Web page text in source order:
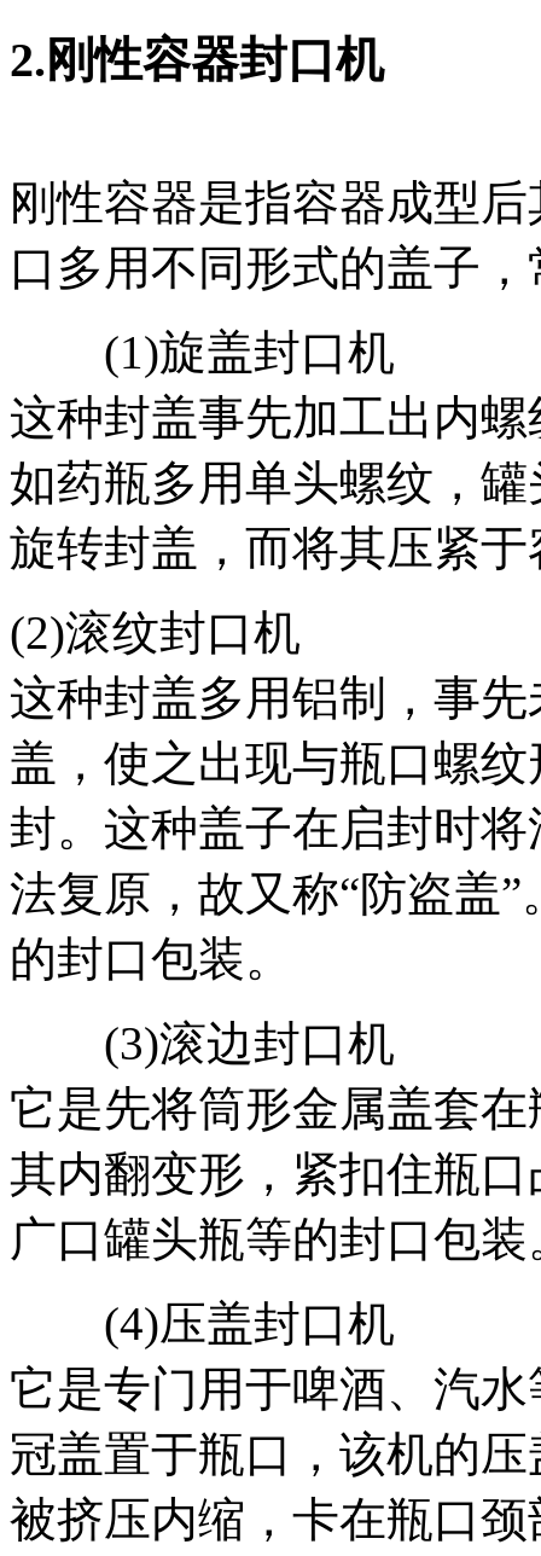
2.刚性容器封口机
刚性容器是指容器成型
口多用不同形式的盖子
(1)旋盖封口机
这种封盖事先加工出内
如药瓶多用单头螺纹，
旋转封盖，而将其压紧
(2)滚纹封口机
这种封盖多用铝制，事
盖，使之出现与瓶口螺
封。这种盖子在启封时
法复原，故又称“防盗盖
的封口包装。
(3)滚边封口机
它是先将筒形金属盖套
其内翻变形，紧扣住瓶
广口罐头瓶等的封口包装
(4)压盖封口机
它是专门用于啤酒、汽
冠盖置于瓶口，该机的
被挤压内缩，卡在瓶口